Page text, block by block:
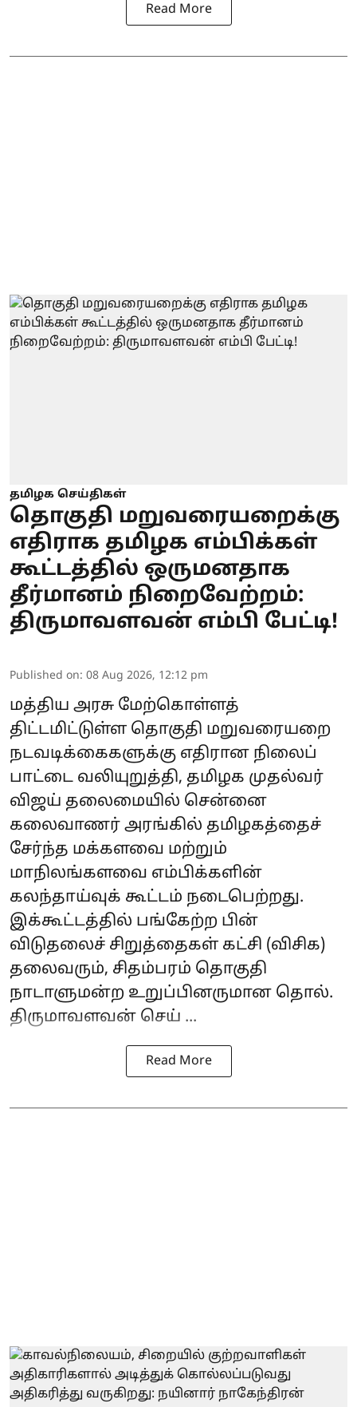
Read More
தமிழக செய்திகள்
தொகுதி மறுவரையறைக்கு
எதிராக தமிழக எம்பிக்கள்
கூட்டத்தில் ஒருமனதாக
தீர்மானம் நிறைவேற்றம்:
திருமாவளவன் எம்பி பேட்டி!
Published on: 08 Aug 2026, 12:12 pm
மத்திய அரசு மேற்கொள்ளத்
திட்டமிட்டுள்ள தொகுதி மறுவரையறை
நடவடிக்கைகளுக்கு எதிரான நிலைப்
பாட்டை வலியுறுத்தி, தமிழக முதல்வர்
விஜய் தலைமையில் சென்னை
கலைவாணர் அரங்கில் தமிழகத்தைச்
சேர்ந்த மக்களவை மற்றும்
மாநிலங்களவை எம்பிக்களின்
கலந்தாய்வுக் கூட்டம் நடைபெற்றது.
இக்கூட்டத்தில் பங்கேற்ற பின்
விடுதலைச் சிறுத்தைகள் கட்சி (விசிக)
தலைவரும், சிதம்பரம் தொகுதி
நாடாளுமன்ற உறுப்பினருமான தொல்.
திருமாவளவன் செய் ...
Read More